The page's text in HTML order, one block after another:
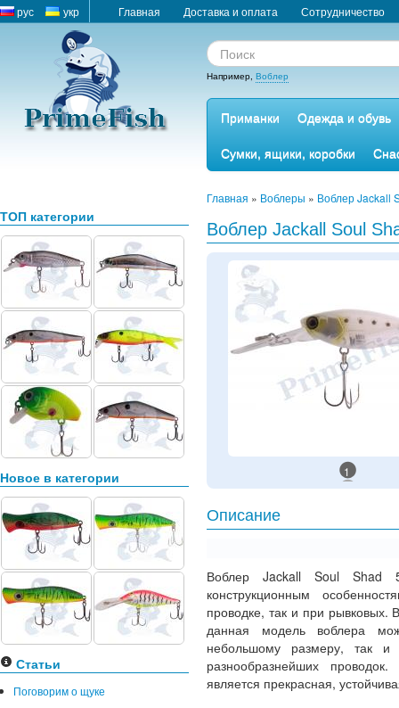
рус укр Главная Доставка и оплата Сотрудничество
Например, Воблер
Приманки
Одежда и обувь
Сумки, ящики, коробки
ТОП категории
Новое в категории
Статьи
Поговорим о щуке
Главная » Воблеры » Воблер Jackall
Воблер Jackall Soul
1
Описание
Воблер Jackall Soul Shad
конструкционным
проводке, так и при рывковых.
данная модель воблера
небольшому размеру, так и
разнообразнейших
является прекрасная,